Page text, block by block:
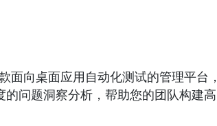
面向桌面应用自动化测试的管理平台，
问题洞察分析，帮助您的团队构建高